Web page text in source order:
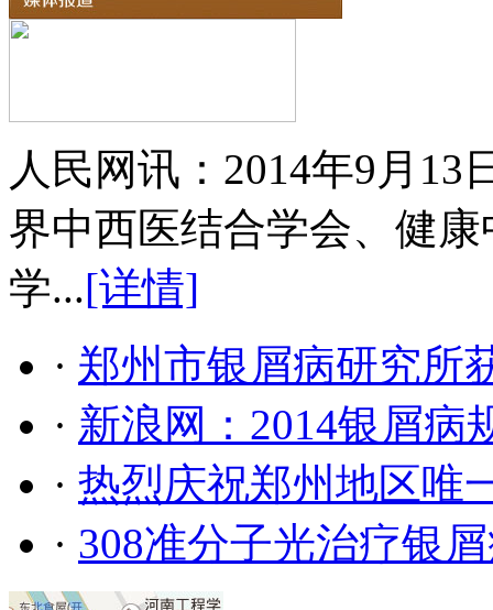
人民网讯：2014年9月
界中西医结合学会、健
学...[详情]
· 郑州市银屑病研究所
· 新浪网：2014银屑病
· 热烈庆祝郑州地区唯
· 308准分子光治疗银